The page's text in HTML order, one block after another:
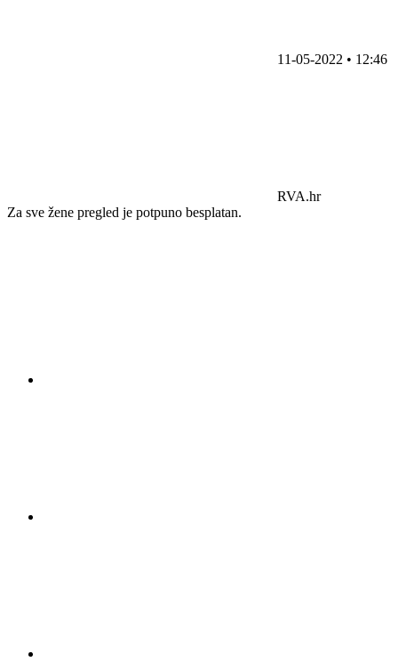
11-05-2022 • 12:46
RVA.hr
Za sve žene pregled je potpuno besplatan.